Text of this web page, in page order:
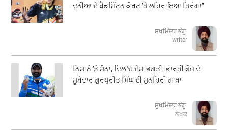
ਦੁਨੀਆ ਦੇ ਬੈਡਮਿੰਟਨ ਕੋਰਟ 'ਤੇ ਲਹਿਰਾਇਆ ਤਿਰੰਗਾ"
ਸੁਖਮਿੰਦਰ ਭੰਗੂ
writer
ਨਿਸ਼ਾਨੇ 'ਤੇ ਸੋਨਾ, ਦਿਲ 'ਚ ਦੇਸ਼-ਭਗਤੀ: ਭਾਰਤੀ ਫੌਜ ਦੇ
ਸੂਬੇਦਾਰ ਗੁਰਪ੍ਰੀਤ ਸਿੰਘ ਦੀ ਸੁਨਹਿਰੀ ਗਾਥਾ
ਸੁਖਮਿੰਦਰ ਭੰਗੂ
ਲੇਖਕ